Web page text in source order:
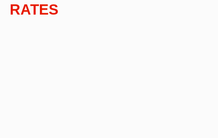
RATES